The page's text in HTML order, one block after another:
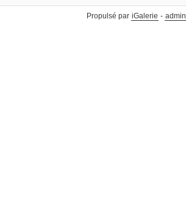
Propulsé par iGalerie - admin